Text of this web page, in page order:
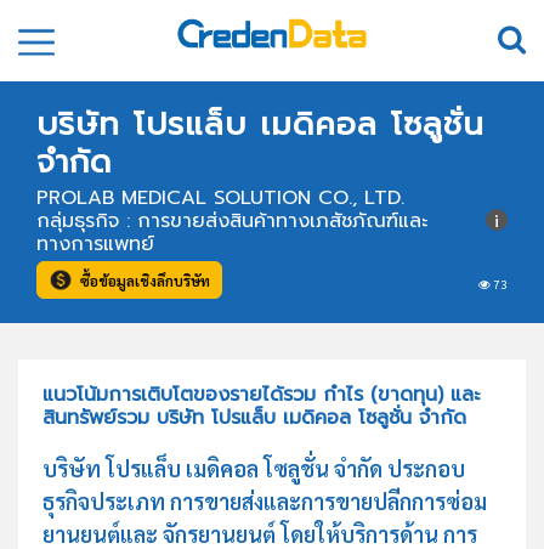
บริษัท โปรแล็บ เมดิคอล โซลูชั่น
จำกัด
PROLAB MEDICAL SOLUTION CO., LTD.
73
กลุ่มธุรกิจ : การขายส่งสินค้าทางเภสัชภัณฑ์และ
ทางการแพทย์
ซื้อข้อมูลเชิงลึกบริษัท
แนวโน้มการเติบโตของรายได้รวม กำไร (ขาดทุน) และ
สินทรัพย์รวม บริษัท โปรแล็บ เมดิคอล โซลูชั่น จำกัด
บริษัท โปรแล็บ เมดิคอล โซลูชั่น จำกัด ประกอบ
ธุรกิจประเภท การขายส่งและการขายปลีกการซ่อม
ยานยนต์และ จักรยานยนต์ โดยให้บริการด้าน การ